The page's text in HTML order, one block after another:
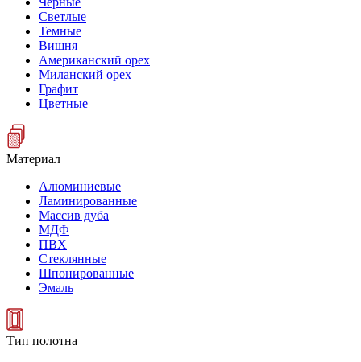
Светлые
Темные
Вишня
Американский орех
Миланский орех
Графит
Цветные
Материал
Алюминиевые
Ламинированные
Массив дуба
МДФ
ПВХ
Стеклянные
Шпонированные
Эмаль
Тип полотна